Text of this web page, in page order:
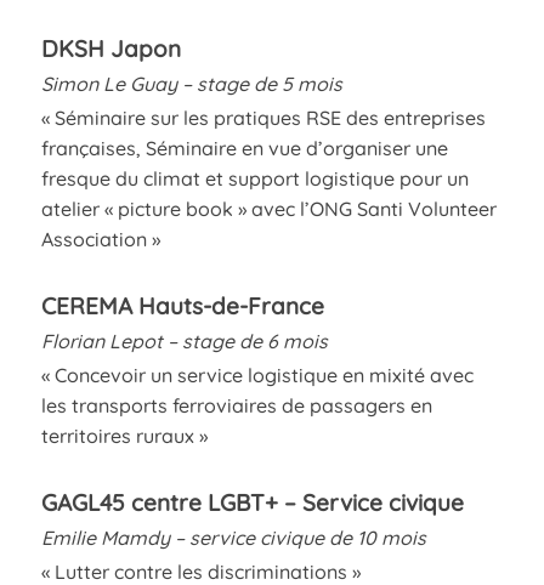
DKSH Japon
Simon Le Guay – stage de 5 mois
« Séminaire sur les pratiques RSE des entreprises
françaises, Séminaire en vue d’organiser une
fresque du climat et support logistique pour un
atelier « picture book » avec l’ONG Santi Volunteer
Association »
CEREMA Hauts-de-France
Florian Lepot – stage de 6 mois
« Concevoir un service logistique en mixité avec
les transports ferroviaires de passagers en
territoires ruraux »
GAGL45 centre LGBT+– Service civique
Emilie Mamdy – service civique de 10 mois
« Lutter contre les discriminations »